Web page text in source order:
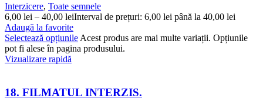
Interzicere, Toate semnele
6,00 lei – 40,00 leiInterval de prețuri: 6,00 lei până la 40,00 lei
Adaugă la favorite
Selectează opțiunile Acest produs are mai multe variații. Opțiunile
pot fi alese în pagina produsului.
Vizualizare rapidă
18. FILMATUL INTERZIS.